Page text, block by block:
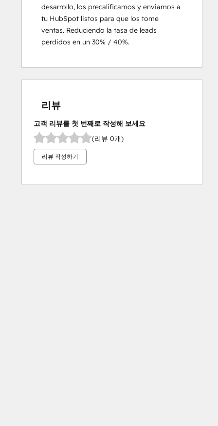
desarrollo, los precalificamos y enviamos a
tu HubSpot listos para que los tome
ventas. Reduciendo la tasa de leads
perdidos en un 30% / 40%.
리뷰
고객 리뷰를 첫 번째로 작성해 보세요
(리뷰 0개)
리뷰 작성하기